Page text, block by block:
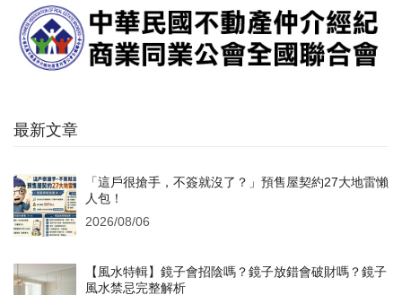
最新文章
「這戶很搶手，不簽就沒了？」預售屋契約27大地雷懶
人包！
2026/08/06
【風水特輯】鏡子會招陰嗎？鏡子放錯會破財嗎？鏡子
風水禁忌完整解析